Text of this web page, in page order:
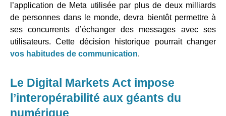
l’application de Meta utilisée par plus de deux milliards
de personnes dans le monde, devra bientôt permettre à
ses concurrents d’échanger des messages avec ses
utilisateurs. Cette décision historique pourrait changer
vos habitudes de communication.
Le Digital Markets Act impose
l’interopérabilité aux géants du
numérique